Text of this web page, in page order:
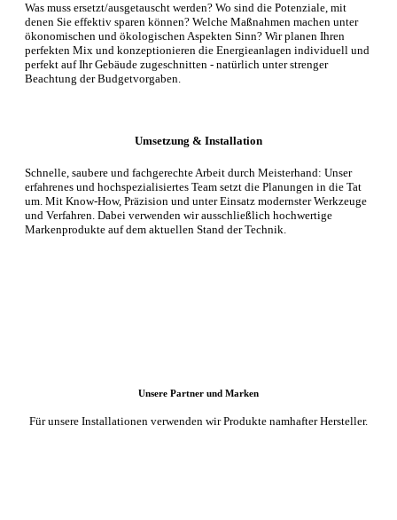
Was muss ersetzt/ausgetauscht werden? Wo sind die Potenziale, mit
denen Sie effektiv sparen können? Welche Maßnahmen machen unter
ökonomischen und ökologischen Aspekten Sinn? Wir planen Ihren
perfekten Mix und konzeptionieren die Energieanlagen individuell und
perfekt auf Ihr Gebäude zugeschnitten - natürlich unter strenger
Beachtung der Budgetvorgaben.
Umsetzung & Installation
Schnelle, saubere und fachgerechte Arbeit durch Meisterhand: Unser
erfahrenes und hochspezialisiertes Team setzt die Planungen in die Tat
um. Mit Know-How, Präzision und unter Einsatz modernster Werkzeuge
und Verfahren. Dabei verwenden wir ausschließlich hochwertige
Markenprodukte auf dem aktuellen Stand der Technik.
Unsere Partner und Marken
Für unsere Installationen verwenden wir Produkte namhafter Hersteller.